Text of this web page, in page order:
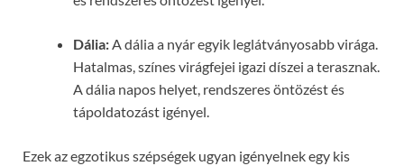
Dália:A dália a nyár egyik leglátványosabb virága.
Hatalmas, színes virágfejei igazi díszei a terasznak.
A dália napos helyet, rendszeres öntözést és
tápoldatozást igényel.
Ezek az egzotikus szépségek ugyan igényelnek egy kis